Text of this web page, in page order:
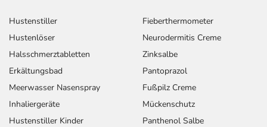
Hustenstiller
Hustenlöser
Halsschmerztabletten
Erkältungsbad
Meerwasser Nasenspray
Inhaliergeräte
Hustenstiller Kinder
Fieberthermometer
Neurodermitis Creme
Zinksalbe
Pantoprazol
Fußpilz Creme
Mückenschutz
Panthenol Salbe